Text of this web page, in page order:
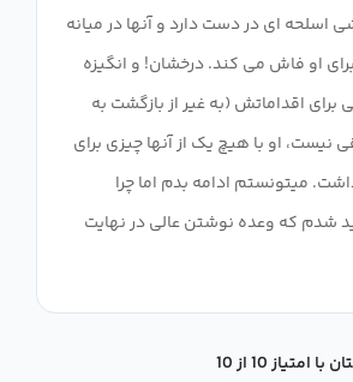
اسلحه ای در دست دارد و آنها در میانه
او فاش می کند. درخشان! و انگیزه
اقداماتش (به غیر از بازگشت به
او با هیچ یک از آنها چیزی برای
میتونستم ادامه بدم اما چرا
شدم که وعده نوشتن عالی در نهایت
10 از 10